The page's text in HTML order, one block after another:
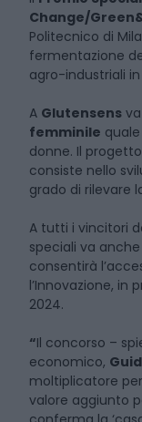
Change/
Politecnico di
fermentazione
agro-industriali
A Glutensens
femminile
donne. Il
consiste nello
grado di rilevare
A tutti i vincitori
speciali va
consentirà
l’Innovazione, in
2024.
“Il concorso –
economico,
moltiplicatore
valore aggiunto